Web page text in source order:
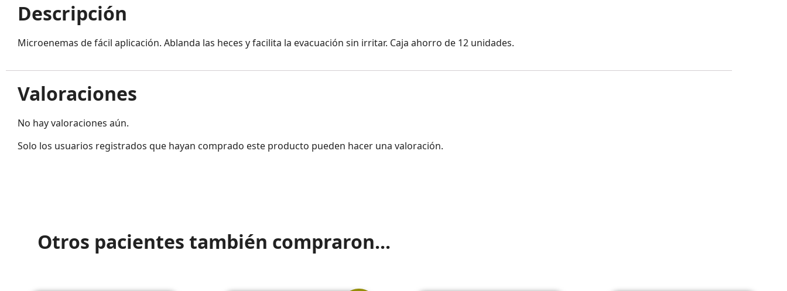
Descripción
Microenemas de fácil aplicación. Ablanda las heces y facilita la evacuación sin irritar. Caja ahorro de 12 unidades.
Valoraciones
No hay valoraciones aún.
Solo los usuarios registrados que hayan comprado este producto pueden hacer una valoración.
Otros pacientes también compraron...